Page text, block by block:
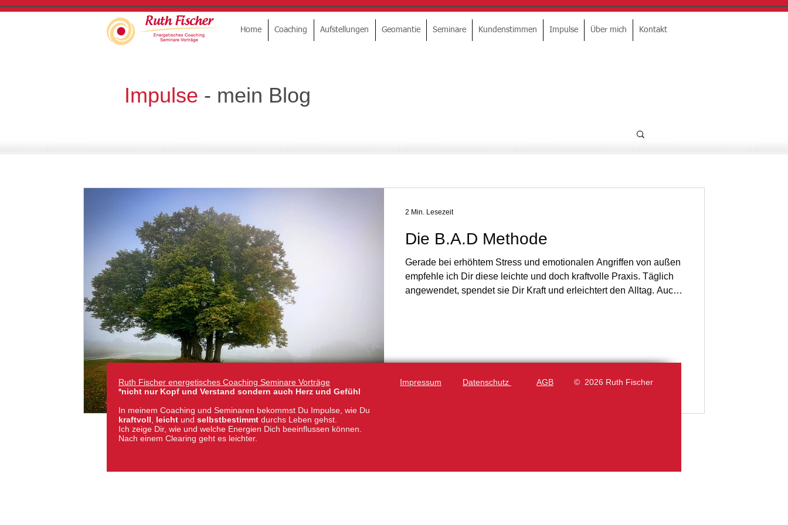
Home Coaching Aufstellungen Geomantie Seminare Kundenstimmen Impulse Über mich Kontakt
Die B.A.D Methode
Gerade bei erhöhtem Stress und emotionalen Angriffen von außen
empfehle ich Dir diese leichte und doch kraftvolle Praxis. Täglich
angewendet, spendet sie Dir Kraft und erleichtert den Alltag. Auch
starke Wurzeln in den Boden
2 Min. Lesezeit
Impulse - mein Blog
Ruth Fischer energetisches Coaching Seminare Vorträge
*nicht nur Kopf und Verstand sondern auch Herz und Gefühl
In meinem Coaching und Seminaren bekommst Du Impulse, wie Du
kraftvoll
leicht und selbstbestimmt durchs Leben gehst.
Ich zeige Dir, wie und welche Energien Dich beeinflussen können.
Nach einem Clearing geht es leichter.
Impressum Datenschutz AGB © 2026 Ruth Fischer